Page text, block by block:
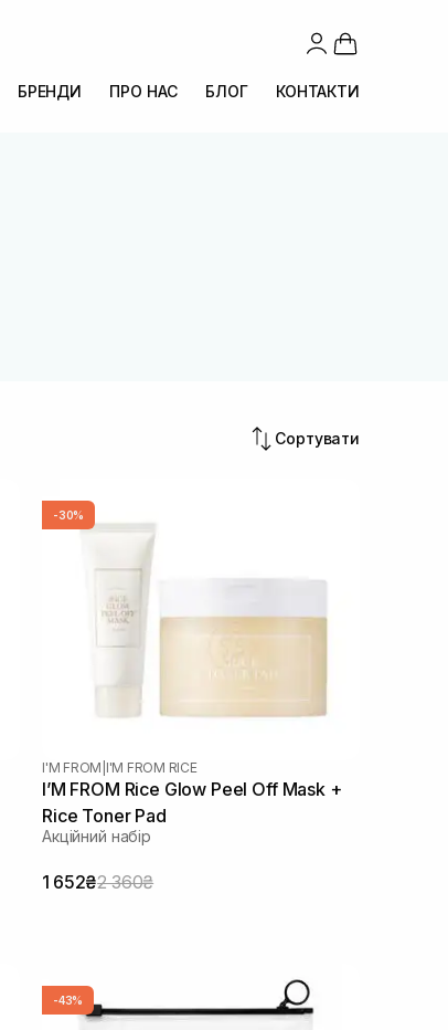
БРЕНДИ ПРО НАС БЛОГ КОНТАКТИ
Сортувати
-30%
I'M FROM I'M FROM RICE
I’M FROM Rice Glow Peel Off Mask +
Rice Toner Pad
Акційний набір
1 652₴2 360₴
-43%